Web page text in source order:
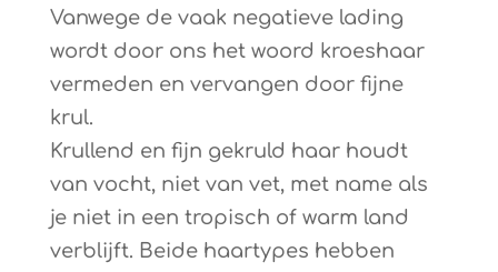
Vanwege de vaak negatieve lading
wordt door ons het woord kroeshaar
vermeden en vervangen door fijne
krul.
Krullend en fijn gekruld haar houdt
van vocht, niet van vet, met name als
je niet in een tropisch of warm land
verblijft. Beide haartypes hebben